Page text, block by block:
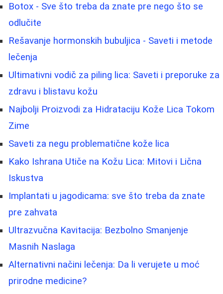
Botox - Sve što treba da znate pre nego što se
odlučite
Rešavanje hormonskih bubuljica - Saveti i metode
lečenja
Ultimativni vodič za piling lica: Saveti i preporuke za
zdravu i blistavu kožu
Najbolji Proizvodi za Hidrataciju Kože Lica Tokom
Zime
Saveti za negu problematične kože lica
Kako Ishrana Utiče na Kožu Lica: Mitovi i Lična
Iskustva
Implantati u jagodicama: sve što treba da znate
pre zahvata
Ultrazvučna Kavitacija: Bezbolno Smanjenje
Masnih Naslaga
Alternativni načini lečenja: Da li verujete u moć
prirodne medicine?